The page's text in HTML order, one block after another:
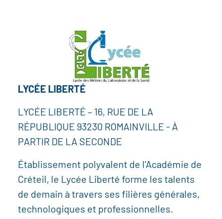
LYCÉE LIBERTÉ
LYCÉE LIBERTÉ – 16, RUE DE LA
RÉPUBLIQUE 93230 ROMAINVILLE - À
PARTIR DE LA SECONDE
Établissement polyvalent de l’Académie de
Créteil, le Lycée Liberté forme les talents
de demain à travers ses filières générales,
technologiques et professionnelles.